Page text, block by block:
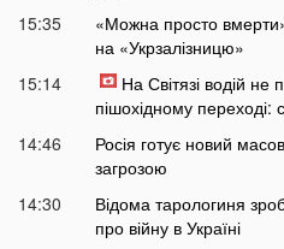
15:35
«Можна просто
на «Укрзалізницю»
15:14
На Світязі водій
пішохідному
14:46
Росія готує новий
загрозою
14:30
Відома тарологиня
про війну в Україні